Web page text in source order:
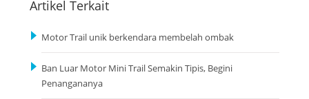
Artikel Terkait
Motor Trail unik berkendara membelah ombak
Ban Luar Motor Mini Trail Semakin Tipis, Begini
Penangananya